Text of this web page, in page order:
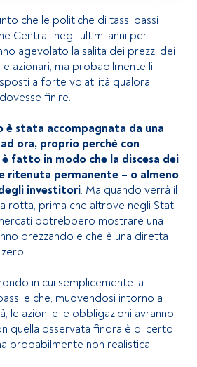
e sviluppo di servizi.
che le politiche di tassi bassi
Centrali negli ultimi anni per
agevolato la salita dei prezzi dei
azionari, ma probabilmente li
a forte volatilità qualora
finire.
è stata accompagnata da una
ora, proprio perchè con
fatto in modo che la discesa dei
ritenuta permanente – o almeno
investitori. Ma quando verrà il
rotta, prima che altrove negli Stati
potrebbero mostrare una
prezzando e che è una diretta
in cui semplicemente la
e che, muovendosi intorno a
le azioni e le obbligazioni avranno
quella osservata finora è di certo
probabilmente non realistica.